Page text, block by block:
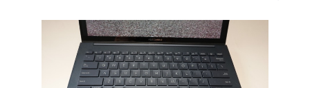
カルチャー
公式ストア